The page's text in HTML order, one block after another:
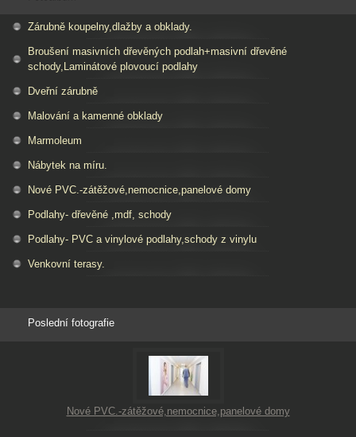
Zárubně koupelny,dlažby a obklady.
Broušení masivních dřevěných podlah+masivní dřevěné
schody,Laminátové plovoucí podlahy
Dveřní zárubně
Malování a kamenné obklady
Marmoleum
Nábytek na míru.
Nové PVC.-zátěžové,nemocnice,panelové domy
Podlahy- dřevěné ,mdf, schody
Podlahy- PVC a vinylové podlahy,schody z vinylu
Venkovní terasy.
Poslední fotografie
Nové PVC.-zátěžové,nemocnice,panelové domy